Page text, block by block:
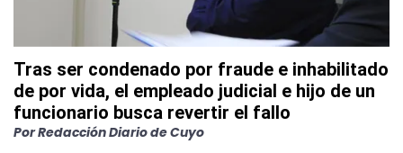
Tras ser condenado por fraude e inhabilitado
de por vida, el empleado judicial e hijo de un
funcionario busca revertir el fallo
PorRedacción Diario de Cuyo